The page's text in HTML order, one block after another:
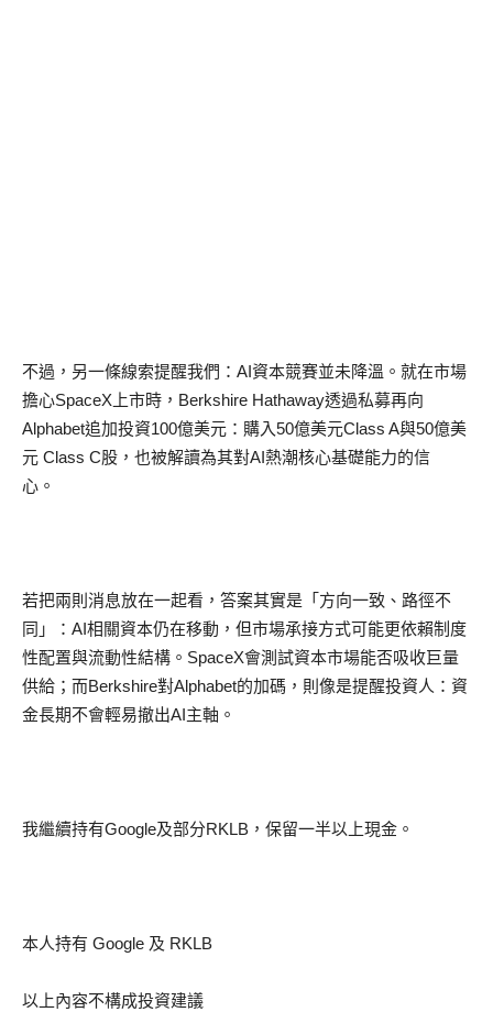
不過，另一條線索提醒我們：AI資本競賽並未降溫。就在市場
擔心SpaceX上市時，Berkshire Hathaway透過私募再向
Alphabet追加投資100億美元：購入50億美元Class A與50億美
元 Class C股，也被解讀為其對AI熱潮核心基礎能力的信
心。
若把兩則消息放在一起看，答案其實是「方向一致、路徑不
同」：AI相關資本仍在移動，但市場承接方式可能更依賴制度
性配置與流動性結構。SpaceX會測試資本市場能否吸收巨量
供給；而Berkshire對Alphabet的加碼，則像是提醒投資人：資
金長期不會輕易撤出AI主軸。
我繼續持有Google及部分RKLB，保留一半以上現金。
本人持有 Google 及 RKLB
以上內容不構成投資建議